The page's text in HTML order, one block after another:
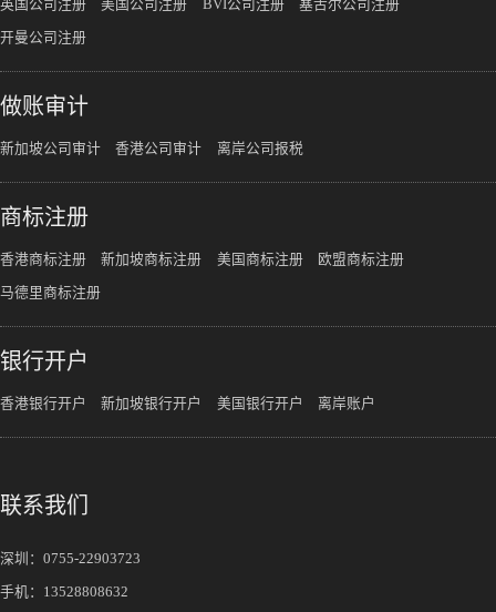
英国公司注册 美国公司注册 BVI公司注册 塞舌尔公司注册
开曼公司注册
做账审计
新加坡公司审计 香港公司审计 离岸公司报税
商标注册
香港商标注册 新加坡商标注册 美国商标注册 欧盟商标注册
马德里商标注册
银行开户
香港银行开户 新加坡银行开户 美国银行开户 离岸账户
联系我们
深圳： 0755-22903723
手机： 13528808632